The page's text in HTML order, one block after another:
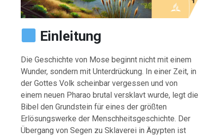
Einleitung
Die Geschichte von Mose beginnt nicht mit einem
Wunder, sondern mit Unterdrückung. In einer Zeit, in
der Gottes Volk scheinbar vergessen und von
einem neuen Pharao brutal versklavt wurde, legt die
Bibel den Grundstein für eines der größten
Erlösungswerke der Menschheitsgeschichte. Der
Übergang von Segen zu Sklaverei in Ägypten ist